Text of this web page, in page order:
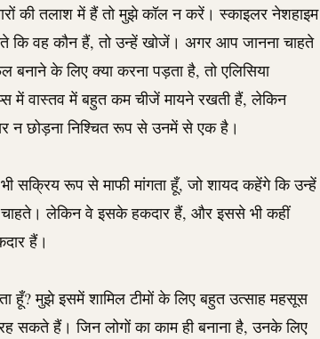
की तलाश में हैं तो मुझे कॉल न करें। स्काइलर नेशहाइम
वह कौन हैं, तो उन्हें खोजें। अगर आप जानना चाहते
के लिए क्या करना पड़ता है, तो एलिसिया
में वास्तव में बहुत कम चीजें मायने रखती हैं, लेकिन
छोड़ना निश्चित रूप से उनमें से एक है।
सक्रिय रूप से माफी मांगता हूँ, जो शायद कहेंगे कि उन्हें
चाहते। लेकिन वे इसके हकदार हैं, और इससे भी कहीं
हैं।
हूँ? मुझे इसमें शामिल टीमों के लिए बहुत उत्साह महसूस
सकते हैं। जिन लोगों का काम ही बनाना है, उनके लिए